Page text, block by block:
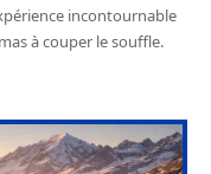
incontournable
à couper le souffle.